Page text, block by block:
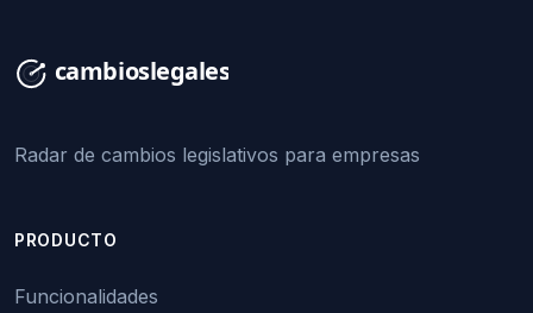
Radar de cambios legislativos para empresas
PRODUCTO
Funcionalidades